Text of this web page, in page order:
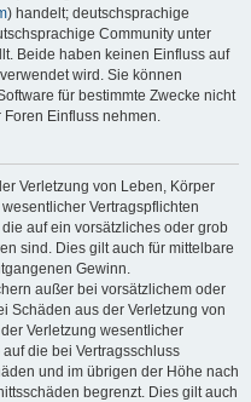
) handelt; deutschsprachige
Community unter
Beide haben keinen Einfluss auf
wird. Sie können
für bestimmte Zwecke nicht
Einfluss nehmen.
Verletzung von Leben, Körper
Vertragspflichten
auf ein vorsätzliches oder grob
sind. Dies gilt auch für mittelbare
Gewinn.
außer bei vorsätzlichem oder
Schäden aus der Verletzung von
Verletzung wesentlicher
die bei Vertragsschluss
und im übrigen der Höhe nach
begrenzt. Dies gilt auch